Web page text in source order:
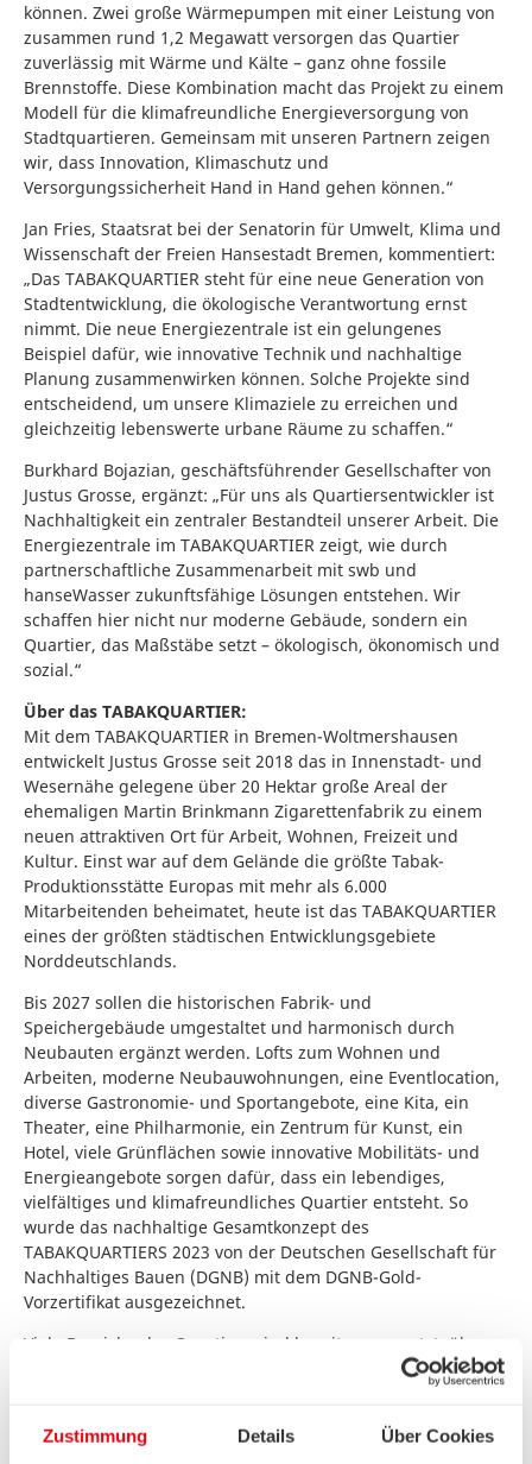
Zustimmung Details Über Cookies
können. Zwei große Wärmepumpen mit einer Leistung von
zusammen rund 1,2 Megawatt versorgen das Quartier
zuverlässig mit Wärme und Kälte – ganz ohne fossile
Brennstoffe. Diese Kombination macht das Projekt zu einem
Modell für die klimafreundliche Energieversorgung von
Stadtquartieren. Gemeinsam mit unseren Partnern zeigen
wir, dass Innovation, Klimaschutz und
Versorgungssicherheit Hand in Hand gehen können.“
Jan Fries, Staatsrat bei der Senatorin für Umwelt, Klima und
Wissenschaft der Freien Hansestadt Bremen, kommentiert:
„Das TABAKQUARTIER steht für eine neue Generation von
Stadtentwicklung, die ökologische Verantwortung ernst
nimmt. Die neue Energiezentrale ist ein gelungenes
Beispiel dafür, wie innovative Technik und nachhaltige
Planung zusammenwirken können. Solche Projekte sind
entscheidend, um unsere Klimaziele zu erreichen und
gleichzeitig lebenswerte urbane Räume zu schaffen.“
Burkhard Bojazian, geschäftsführender Gesellschafter von
Justus Grosse, ergänzt: „Für uns als Quartiersentwickler ist
Nachhaltigkeit ein zentraler Bestandteil unserer Arbeit. Die
Energiezentrale im TABAKQUARTIER zeigt, wie durch
partnerschaftliche Zusammenarbeit mit swb und
hanseWasser zukunftsfähige Lösungen entstehen. Wir
schaffen hier nicht nur moderne Gebäude, sondern ein
Quartier, das Maßstäbe setzt – ökologisch, ökonomisch und
sozial.“
Über das TABAKQUARTIER:
Mit dem TABAKQUARTIER in Bremen-Woltmershausen
entwickelt Justus Grosse seit 2018 das in Innenstadt- und
Wesernähe gelegene über 20 Hektar große Areal der
ehemaligen Martin Brinkmann Zigarettenfabrik zu einem
neuen attraktiven Ort für Arbeit, Wohnen, Freizeit und
Kultur. Einst war auf dem Gelände die größte Tabak-
Produktionsstätte Europas mit mehr als 6.000
Mitarbeitenden beheimatet, heute ist das TABAKQUARTIER
eines der größten städtischen Entwicklungsgebiete
Norddeutschlands.
Bis 2027 sollen die historischen Fabrik- und
Speichergebäude umgestaltet und harmonisch durch
Neubauten ergänzt werden. Lofts zum Wohnen und
Arbeiten, moderne Neubauwohnungen, eine Eventlocation,
diverse Gastronomie- und Sportangebote, eine Kita, ein
Theater, eine Philharmonie, ein Zentrum für Kunst, ein
Hotel, viele Grünflächen sowie innovative Mobilitäts- und
Energieangebote sorgen dafür, dass ein lebendiges,
vielfältiges und klimafreundliches Quartier entsteht. So
wurde das nachhaltige Gesamtkonzept des
TABAKQUARTIERS 2023 von der Deutschen Gesellschaft für
Nachhaltiges Bauen (DGNB) mit dem DGNB-Gold-
Vorzertifikat ausgezeichnet.
Viele Bereiche des Quartiers sind bereits umgesetzt, über
300 Unternehmen im Quartier ansässig und die ersten
Bewohnerinnen und Bewohner eingezogen. Insgesamt
TABAKQUARTIER.